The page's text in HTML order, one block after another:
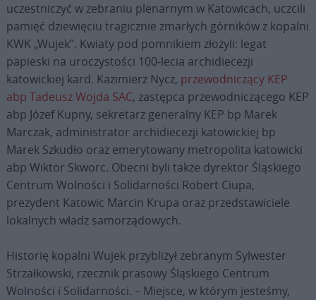
uczestniczyć w zebraniu plenarnym w Katowicach, uczcili
pamięć dziewięciu tragicznie zmarłych górników z kopalni
KWK „Wujek”. Kwiaty pod pomnikiem złożyli: legat
papieski na uroczystości 100-lecia archidiecezji
katowickiej kard. Kazimierz Nycz, przewodniczący KEP
abp Tadeusz Wojda SAC, zastępca przewodniczącego KEP
abp Józef Kupny, sekretarz generalny KEP bp Marek
Marczak, administrator archidiecezji katowickiej bp
Marek Szkudło oraz emerytowany metropolita katowicki
abp Wiktor Skworc. Obecni byli także dyrektor Śląskiego
Centrum Wolności i Solidarności Robert Ciupa,
prezydent Katowic Marcin Krupa oraz przedstawiciele
lokalnych władz samorządowych.
Historię kopalni Wujek przybliżył zebranym Sylwester
Strzałkowski, rzecznik prasowy Śląskiego Centrum
Wolności i Solidarności. – Miejsce, w którym jesteśmy,